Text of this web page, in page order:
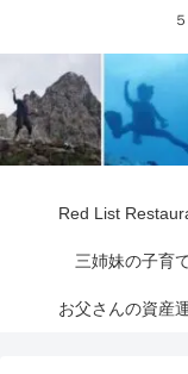
Red List
三姉妹の子育
お父さんの資産